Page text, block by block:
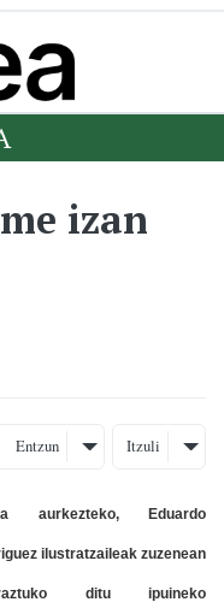
izan
Entzun Itzuli
aurkezteko, Eduardo
ilustratzaileak zuzenean
ditu ipuineko